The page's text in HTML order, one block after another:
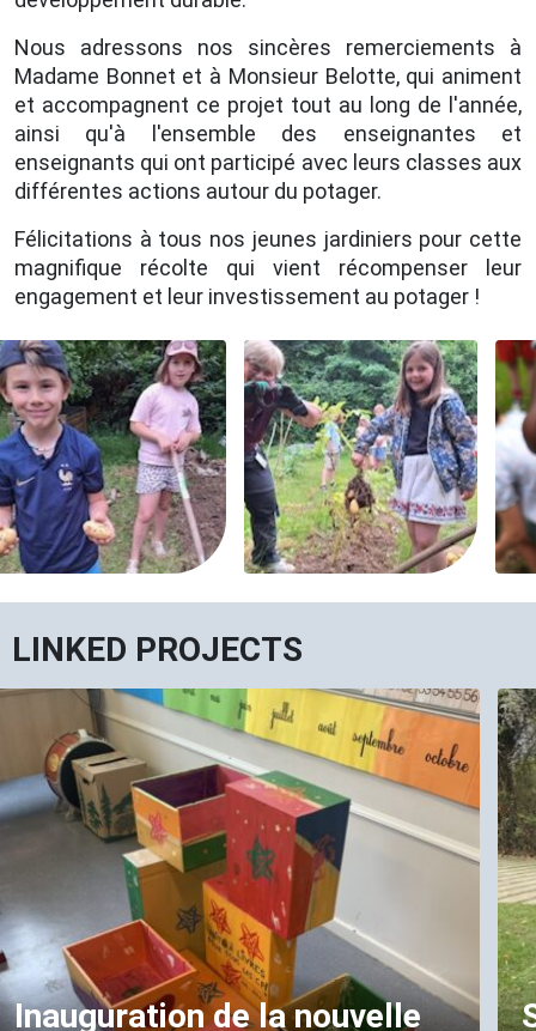
Nous adressons nos sincères remerciements à
Madame Bonnet et à Monsieur Belotte, qui animent
et accompagnent ce projet tout au long de l'année,
ainsi qu'à l'ensemble des enseignantes et
enseignants qui ont participé avec leurs classes aux
différentes actions autour du potager.
Félicitations à tous nos jeunes jardiniers pour cette
magnifique récolte qui vient récompenser leur
engagement et leur investissement au potager !
LINKED PROJECTS
Inauguration de la nouvelle